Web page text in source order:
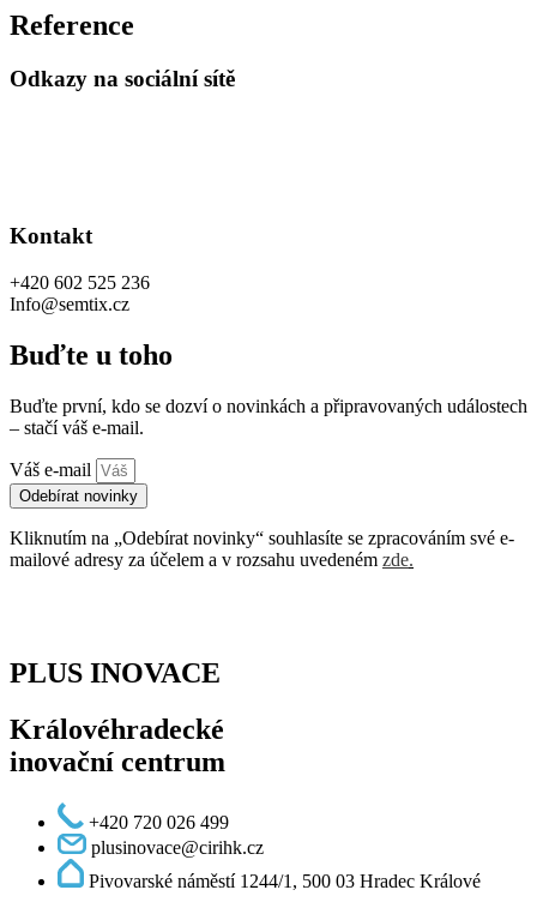
Reference
Odkazy na sociální sítě
Kontakt
+420 602 525 236
Info@semtix.cz
Buďte u toho
Buďte první, kdo se dozví o novinkách a připravovaných událostech
– stačí váš e-mail.
Váš e-mail
Odebírat novinky
Kliknutím na „Odebírat novinky“ souhlasíte se zpracováním své e-
mailové adresy za účelem a v rozsahu uvedeném zde.
PLUS INOVACE
Královéhradecké
inovační centrum
+420 720 026 499
plusinovace@cirihk.cz
Pivovarské náměstí 1244/1, 500 03 Hradec Králové